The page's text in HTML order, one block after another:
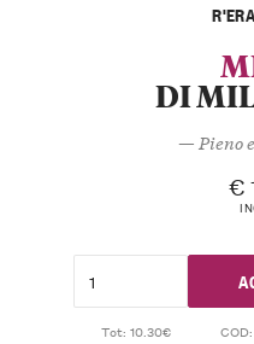
DI
— Pieno
€
Tot: 10.30€ COD: